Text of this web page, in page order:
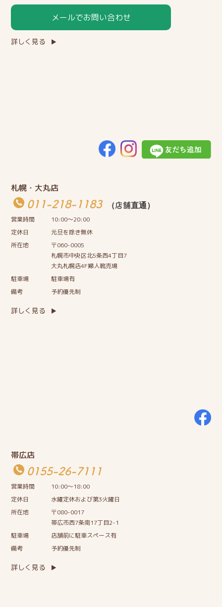
メールでお問い合わせ
詳しく見る
札幌・大丸店
011-218-1183
（店舗直通）
営業時間
10:00〜20:00
定休日
元旦を除き無休
所在地
〒060-0005
札幌市中央区北5条西4丁目7
大丸札幌店4F婦人靴売場
駐車場
駐車場有
備考
予約優先制
詳しく見る
帯広店
0155-26-7111
営業時間
10:00〜18:00
定休日
水曜定休および第3火曜日
所在地
〒080-0017
帯広市西7条南17丁目2-1
駐車場
店舗前に駐車スペース有
備考
予約優先制
詳しく見る